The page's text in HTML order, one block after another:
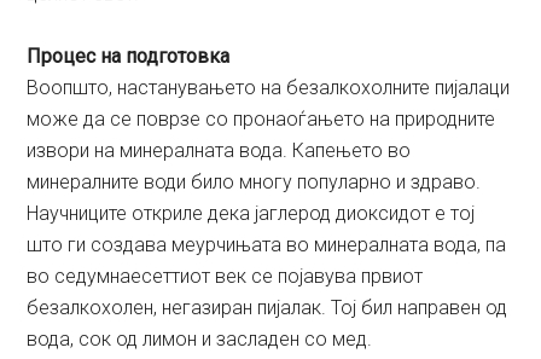
Процес на подготовка
Воопшто, настанувањето на безалкохолните пијалаци
може да се поврзе со пронаоѓањето на природните
извори на минералната вода. Капењето во
минералните води било многу популарно и здраво.
Научниците откриле дека јаглерод диоксидот е тој
што ги создава меурчињата во минералната вода, па
во седумнаесеттиот век се појавува првиот
безалкохолен, негазиран пијалак. Тој бил направен од
вода, сок од лимон и засладен со мед.